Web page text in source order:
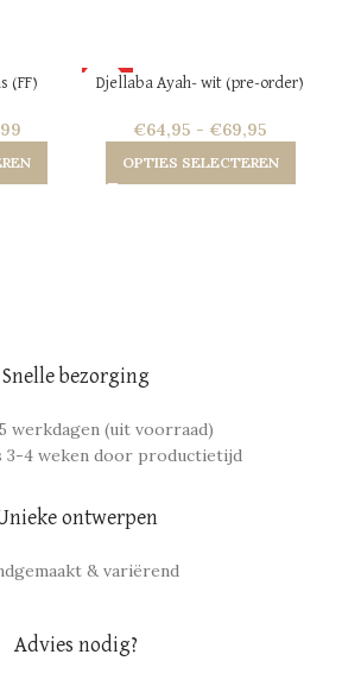
(FF)
HOT
Djellaba Ayah- wit (pre-order)
€64,95 - €69,95
OPTIES SELECTEREN
Snelle bezorging
werkdagen (uit voorraad)
3-4 weken door productietijd
ontwerpen
& variërend
Advies nodig?